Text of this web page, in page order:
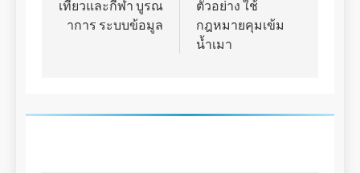
เที่ยวและกีฬา บูรณ
าการ ระบบข้อมูล
ตัวอย่าง ใช้
กฎหมายคุมเข้ม
น้ำเมา